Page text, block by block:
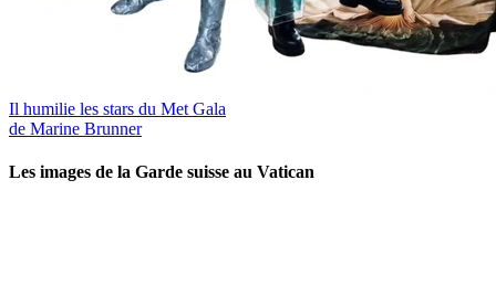
Il humilie les stars du Met Gala
de Marine Brunner
Les images de la Garde suisse au Vatican